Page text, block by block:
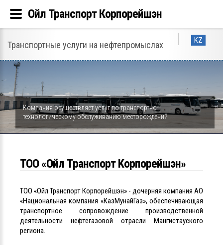
KZ
Транспортные услуги на нефтепромыслах
Компания осуществляет услуг по транспортно-
технологическому обслуживанию месторождений
ТОО «Ойл Tранспорт Kорпорейшэн»
ТОО «Ойл Транспорт Корпорейшэн» - дочерняя компания АО
«Национальная компания «КазМунайГаз», обеспечивающая
транспортное сопровождение производственной
деятельности нефтегазовой отрасли Мангистауского
региона.
Ойл Транспорт Корпорейшэн